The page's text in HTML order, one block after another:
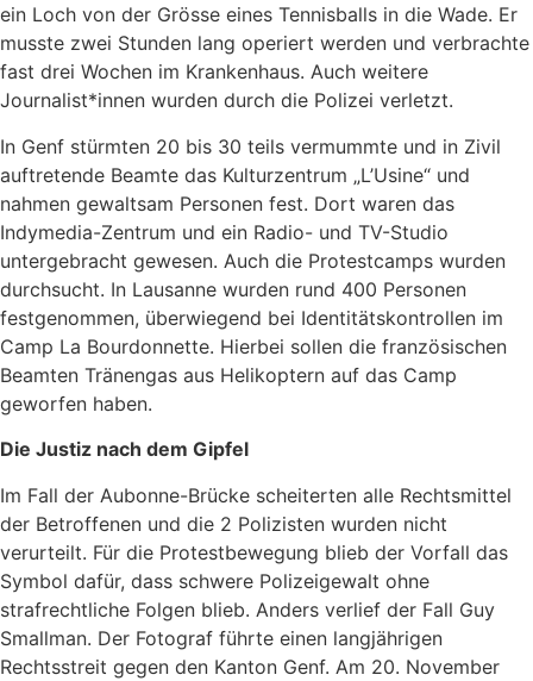
ein Loch von der Grösse eines Tennisballs in die Wade. Er
musste zwei Stunden lang operiert werden und verbrachte
fast drei Wochen im Krankenhaus. Auch weitere
Journalist*innen wurden durch die Polizei verletzt.
In Genf stürmten 20 bis 30 teils vermummte und in Zivil
auftretende Beamte das Kulturzentrum „L’Usine“ und
nahmen gewaltsam Personen fest. Dort waren das
Indymedia-Zentrum und ein Radio- und TV-Studio
untergebracht gewesen. Auch die Protestcamps wurden
durchsucht. In Lausanne wurden rund 400 Personen
festgenommen, überwiegend bei Identitätskontrollen im
Camp La Bourdonnette. Hierbei sollen die französischen
Beamten Tränengas aus Helikoptern auf das Camp
geworfen haben.
Die Justiz nach dem Gipfel
Im Fall der Aubonne-Brücke scheiterten alle Rechtsmittel
der Betroffenen und die 2 Polizisten wurden nicht
verurteilt. Für die Protestbewegung blieb der Vorfall das
Symbol dafür, dass schwere Polizeigewalt ohne
strafrechtliche Folgen blieb. Anders verlief der Fall Guy
Smallman. Der Fotograf führte einen langjährigen
Rechtsstreit gegen den Kanton Genf. Am 20. November